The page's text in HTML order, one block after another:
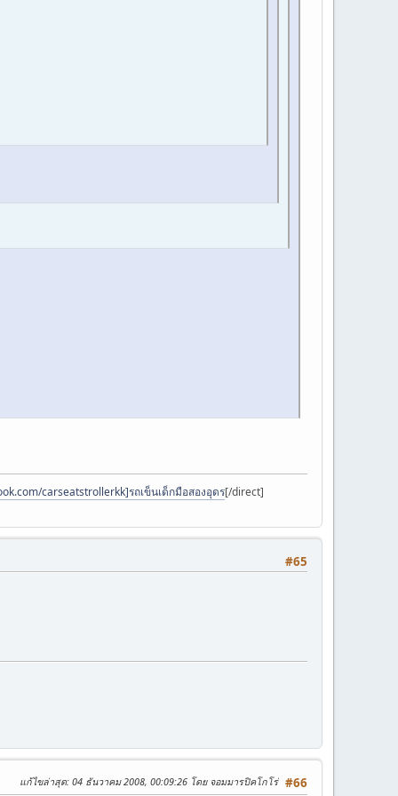
carseatstrollerkk]รถเข็นเด็กมือสองอุดร[/direct]
#65
#66
แก้ไขล่าสุด: 04 ธันวาคม 2008, 00:09:26 โดย จอมมารปิคโกโร่